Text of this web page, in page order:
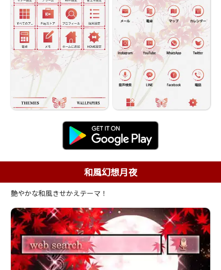
和風幻想月夜
艶やかな和風きせかえテーマ！